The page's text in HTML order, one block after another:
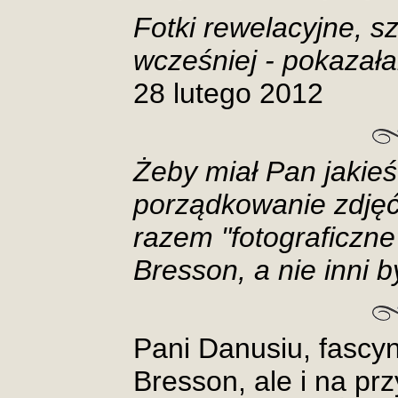
Fotki rewelacyjne,
wcześniej -
28 lutego 2012
Żeby miał Pan
porządkowanie
razem
Bresson, a nie inni
Pani Danusiu,
Bresson, ale i na